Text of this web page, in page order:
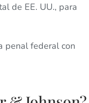
de EE. UU., para
penal federal con